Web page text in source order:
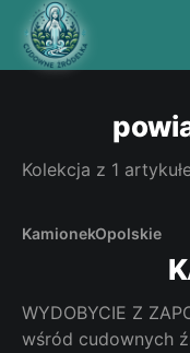
Kolekcja z 1
KamionekOpolskie
WYDOBYCIE Z ZAPOMNIENIA
wśród cudownych